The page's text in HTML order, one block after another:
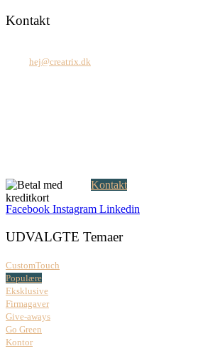
Kontakt
hej@creatrix.dk
Kontakt
Facebook Instagram Linkedin
UDVALGTE Temaer
CustomTouch
Populære
Eksklusive
Firmagaver
Give-aways
Go Green
Kontor